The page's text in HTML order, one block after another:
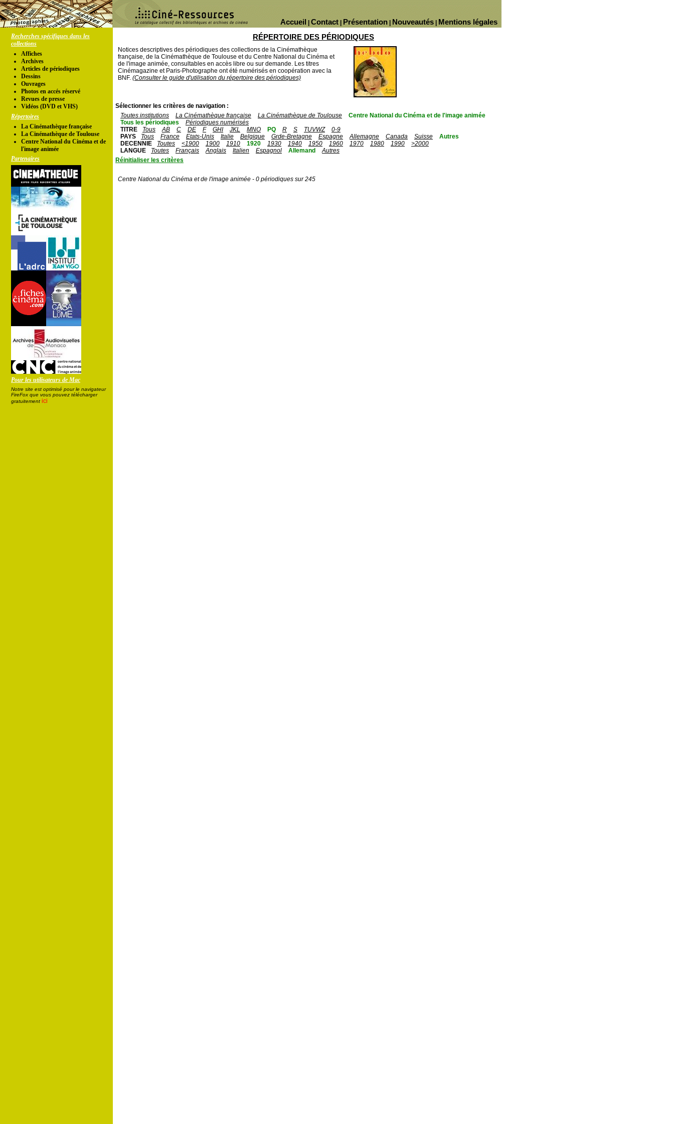
Mentions légales
Nouveautés
Présentation
Contact
Accueil
Recherches spécifiques dans les
collections
Affiches
Archives
Articles de périodiques
Dessins
Ouvrages
Photos en accés réservé
Revues de presse
Vidéos (DVD et VHS)
Répertoires
La Cinémathèque française
La Cinémathèque de Toulouse
Centre National du Cinéma et de
l'image animée
Partenaires
Pour les utilisateurs de Mac
Notre site est optimisé pour le navigateur
FireFox que vous pouvez télécharger
gratuitement ici
RÉPERTOIRE DES PÉRIODIQUES
Notices descriptives des périodiques des collections de la Cinémathèque
française, de la Cinémathèque de Toulouse et du Centre National du Cinéma et
de l'image animée, consultables en accès libre ou sur demande. Les titres
Cinémagazine et Paris-Photographe ont été numérisés en coopération avec la
BNF. (Consulter le guide d'utilisation du répertoire des périodiques)
Sélectionner les critères de navigation :
Toutes institutions
La Cinémathèque française La Cinémathèque de Toulouse
Centre National du Cinéma et de l'image animée
Tous les périodiques
Périodiques numérisés
TITRE
Tous AB C DE F GHI JKL MNO PQ R S TUVWZ
0-9
PAYS
Tous France Etats-Unis Italie Belgique Grde-Bretagne Espagne Allemagne Canada Suisse
Autres
DECENNIE
Toutes <1900 1900 1910 1920 1930 1940 1950 1960 1970 1980 1990
>2000
LANGUE
Toutes Français Anglais Italien Espagnol Allemand
Autres
Réinitialiser les critères
Centre National du Cinéma et de l'image animée - 0 périodiques sur 245